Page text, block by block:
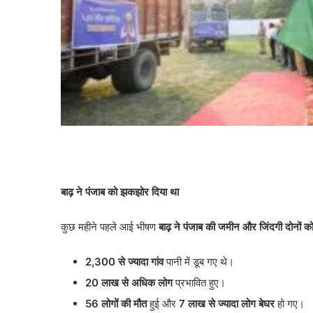
बाढ़ ने पंजाब को झकझोर दिया था
कुछ महीने पहले आई भीषणबाढ़ ने पंजाब की जमीन और जिंदगी दोनों
2,300से ज्यादा गांवपानी में डूब गए थे।
20लाख से अधिक लोगप्रभावित हुए।
56लोगों की मौतहुई और 7लाख से ज्यादा लोग बेघरहो गए।
दास
बंगले
पर
क्यों
मचा
August 6, 2026
सौरभ दास के बंगले पर